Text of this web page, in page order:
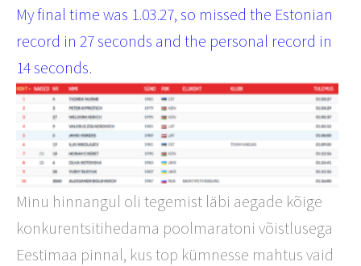
My final time was 1.03.27, so missed the Estonian
record in 27 seconds and the personal record in
14 seconds.
Minu hinnangul oli tegemist läbi aegade kõige
konkurentsitihedama poolmaratoni võistlusega
Eestimaa pinnal, kus top kümnesse mahtus vaid